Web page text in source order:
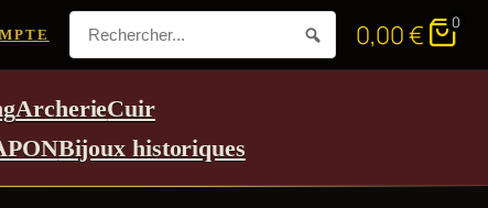
0,00€ 0
ArcherieCuir
Bijoux historiques